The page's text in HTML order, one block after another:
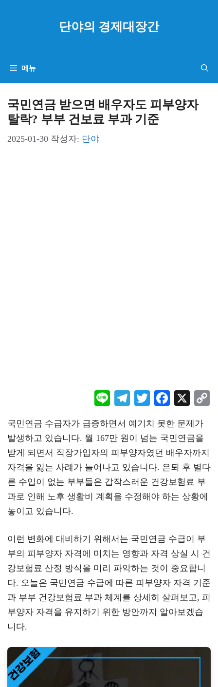
단야의 경제대장간
메뉴
국민연금 받으면 배우자도 피부양자
탈락? 부부 건보료 부과 기준
2025-01-30 작성자: 단야
Li
Te
gr
a
m
T
tt
er
F
eb
oo
k
X
국민연금 수급자가 급증하면서 예기치 못한 문제가
발생하고 있습니다. 월 167만 원이 넘는 국민연금을
받게 되면서 직장가입자의 피부양자였던 배우자까지
자격을 잃는 사례가 늘어나고 있습니다. 은퇴 후 별다
른 수입이 없는 부부들은 갑작스러운 건강보험료 부
과로 인해 노후 생활비 계획을 수정해야 하는 상황에
놓이고 있습니다.
이런 변화에 대비하기 위해서는 국민연금 수급이 부
부의 피부양자 자격에 미치는 영향과 자격 상실 시 건
강보험료 산정 방식을 미리 파악하는 것이 중요합니
다. 오늘은 국민연금 수급에 따른 피부양자 자격 기준
과 부부 건강보험료 부과 체계를 상세히 살펴보고, 피
부양자 자격을 유지하기 위한 방안까지 알아보겠습
니다.